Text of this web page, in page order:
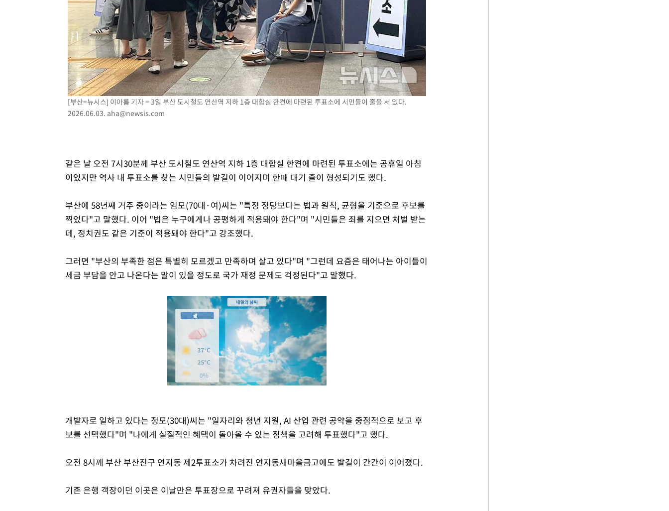
[부산=뉴시스] 이아름 기자 = 3일 부산 도시철도 연산역 지하 1층 대합실 한켠에 마련된 투표소에 시민들이 줄을 서 있다.
2026.06.03. aha@newsis.com
같은 날 오전 7시30분께 부산 도시철도 연산역 지하 1층 대합실 한켠에 마련된 투표소에는 공휴일 아침
이었지만 역사 내 투표소를 찾는 시민들의 발길이 이어지며 한때 대기 줄이 형성되기도 했다.
부산에 58년째 거주 중이라는 임모(70대·여)씨는 "특정 정당보다는 법과 원칙, 균형을 기준으로 후보를
찍었다"고 말했다. 이어 "법은 누구에게나 공평하게 적용돼야 한다"며 "시민들은 죄를 지으면 처벌 받는
데, 정치권도 같은 기준이 적용돼야 한다"고 강조했다.
그러면 "부산의 부족한 점은 특별히 모르겠고 만족하며 살고 있다"며 "그런데 요즘은 태어나는 아이들이
세금 부담을 안고 나온다는 말이 있을 정도로 국가 재정 문제도 걱정된다"고 말했다.
Mute
개발자로 일하고 있다는 정모(30대)씨는 "일자리와 청년 지원, AI 산업 관련 공약을 중점적으로 보고 후
보를 선택했다"며 "나에게 실질적인 혜택이 돌아올 수 있는 정책을 고려해 투표했다"고 했다.
오전 8시께 부산 부산진구 연지동 제2투표소가 차려진 연지동새마을금고에도 발길이 간간이 이어졌다.
기존 은행 객장이던 이곳은 이날만은 투표장으로 꾸려져 유권자들을 맞았다.